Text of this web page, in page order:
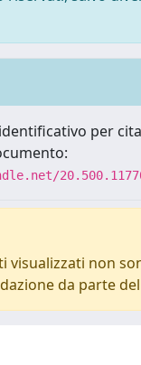
per
visualizzati non
da parte